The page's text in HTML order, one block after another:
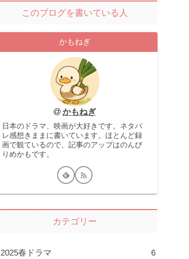
このブログを書いている人
かもねぎ
かもねぎ
日本のドラマ、映画が大好きです。ネタバ
レ感想きままに書いています。ほとんど録
画で観ているので、記事のアップはのんび
りめかもです。
カテゴリー
2025春ドラマ 6